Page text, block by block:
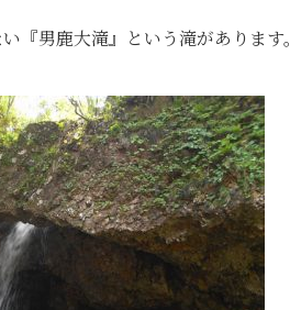
『男鹿大滝』という滝があります。